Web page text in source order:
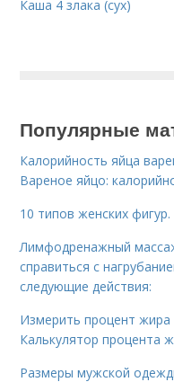
Каша 4 злака (сух)
Популярные
Калорийность яйца
Вареное яйцо:
10 типов женских фигур.
Лимфодренажный
справиться с
следующие действия:
Измерить процент жира
Калькулятор процента
Размеры мужской